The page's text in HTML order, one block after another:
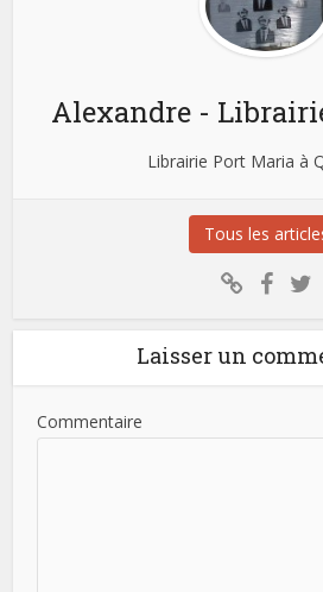
Alexandre -
Librairie Port Maria à
Tous les
Laisser un
Commentaire